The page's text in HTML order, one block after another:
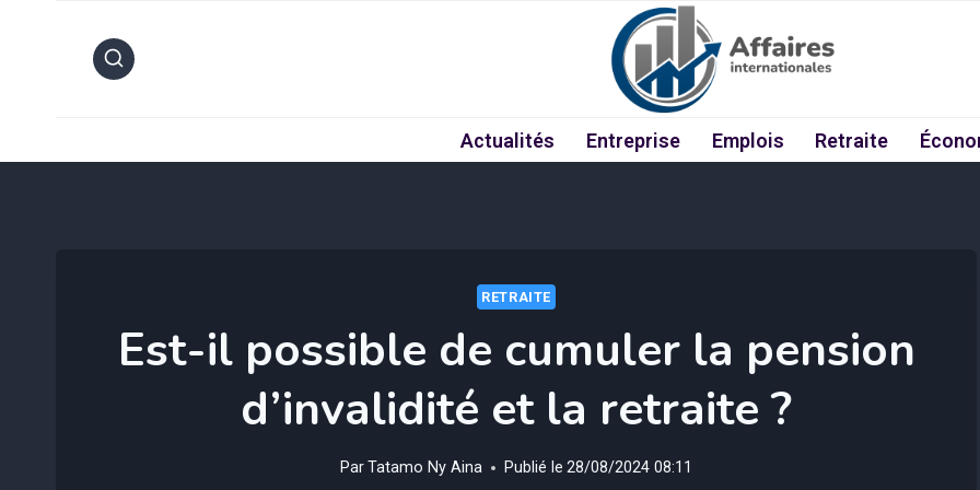
Actualités Entreprise Emplois Retraite
RETRAITE
Est-il possible de cumuler la pension
d’invalidité et la retraite ?
ParTatamo Ny Aina Publié le 28/08/2024 08:11